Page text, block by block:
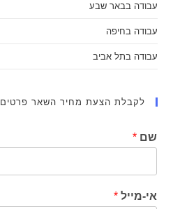
עבודה בבאר שבע
עבודה בחיפה
עבודה בתל אביב
לקבלת הצעת מחיר השאר פרטים
שם*
אי-מייל*